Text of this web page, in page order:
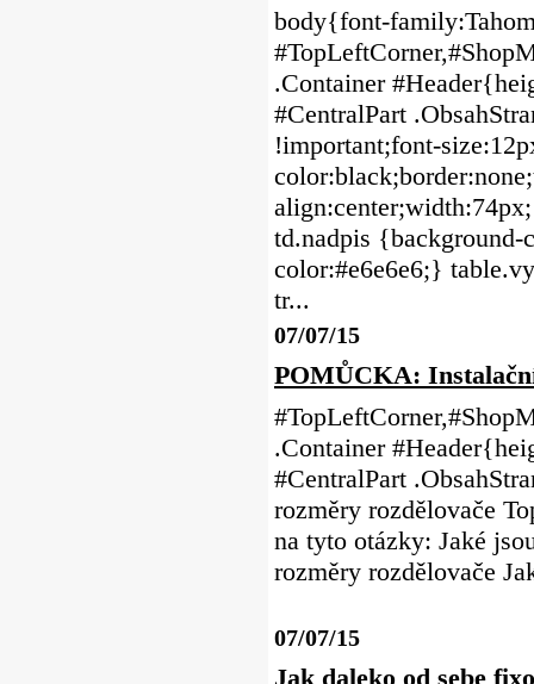
body{font-
.Container
#CentralPart
!important;font-
td.nadpis
color:#e6e6e6;}
tr...
07/07/15
POMŮCKA:
.Container
#CentralPart
rozměry rozdělovače
na tyto otázky: Jaké
rozměry rozdělovače
07/07/15
Jak daleko od sebe